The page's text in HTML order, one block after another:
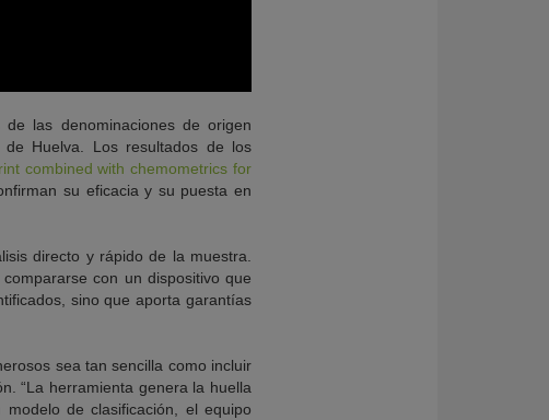
las denominaciones de origen
de Huelva. Los resultados de los
combined with chemometrics for
su eficacia y su puesta en
directo y rápido de la muestra.
con un dispositivo que
sino que aporta garantías
sea tan sencilla como incluir
“La herramienta genera la huella
de clasificación, el equipo